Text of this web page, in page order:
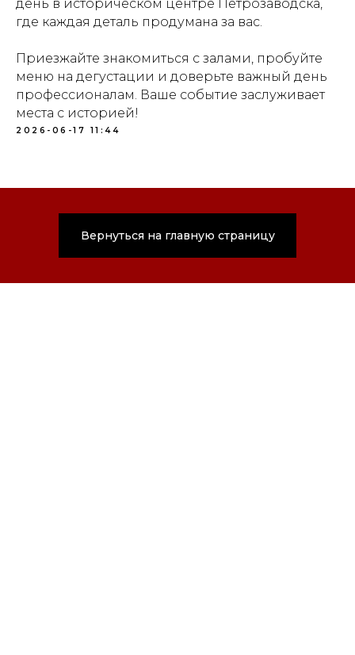
день в историческом центре Петрозаводска,
где каждая деталь продумана за вас.
Приезжайте знакомиться с залами, пробуйте
меню на дегустации и доверьте важный день
профессионалам. Ваше событие заслуживает
места с историей!
2026-06-17 11:44
Вернуться на главную страницу